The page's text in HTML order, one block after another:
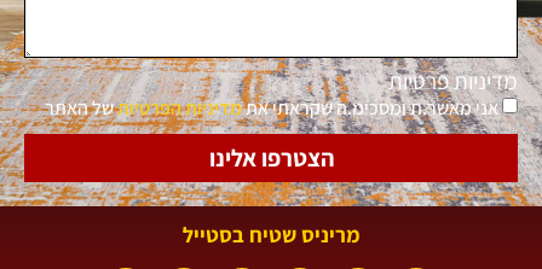
מדיניות פרטיות
אני מאשר.ת ומסכימ.ה שקראתי אתמדיניות הפרטיותשל האתר
הצטרפו אלינו
מריניס שטיח בסטייל